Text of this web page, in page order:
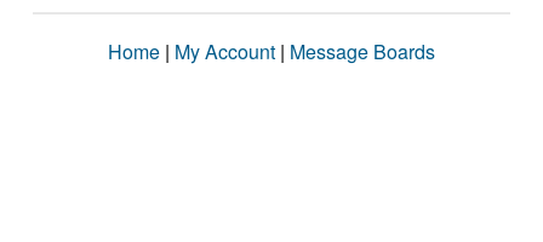
Home | My Account | Message Boards